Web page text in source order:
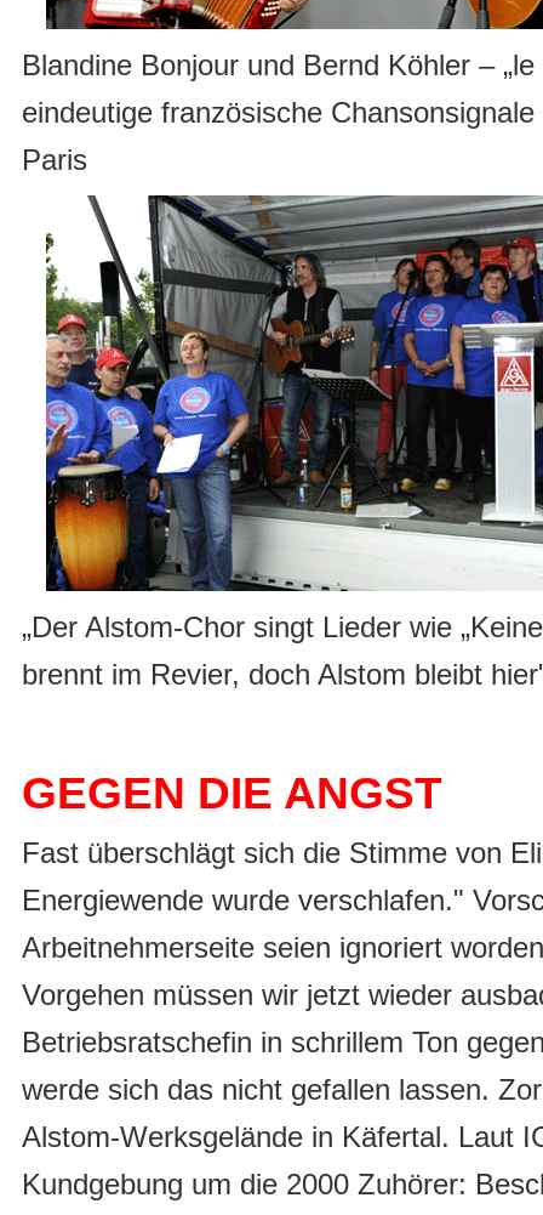
Blandine Bonjour und Bernd Köhler –
eindeutige französische
Paris
„Der Alstom-Chor singt Lieder wie
brennt im Revier, doch Alstom bleibt
GEGEN DIE ANGST
Fast überschlägt sich die Stimme von
Energiewende wurde verschlafen."
Arbeitnehmerseite seien ignoriert
Vorgehen müssen wir jetzt wieder
Betriebsratschefin in schrillem Ton
werde sich das nicht gefallen lassen.
Alstom-Werksgelände in Käfertal. Laut
Kundgebung um die 2000 Zuhörer: